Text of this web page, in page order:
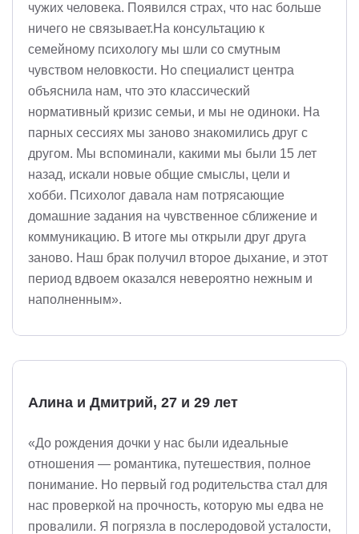
чужих человека. Появился страх, что нас больше
ничего не связывает.На консультацию к
семейному психологу мы шли со смутным
чувством неловкости. Но специалист центра
объяснила нам, что это классический
нормативный кризис семьи, и мы не одиноки. На
парных сессиях мы заново знакомились друг с
другом. Мы вспоминали, какими мы были 15 лет
назад, искали новые общие смыслы, цели и
хобби. Психолог давала нам потрясающие
домашние задания на чувственное сближение и
коммуникацию. В итоге мы открыли друг друга
заново. Наш брак получил второе дыхание, и этот
период вдвоем оказался невероятно нежным и
наполненным».
Алина и Дмитрий, 27 и 29 лет
«До рождения дочки у нас были идеальные
отношения — романтика, путешествия, полное
понимание. Но первый год родительства стал для
нас проверкой на прочность, которую мы едва не
провалили. Я погрязла в послеродовой усталости,